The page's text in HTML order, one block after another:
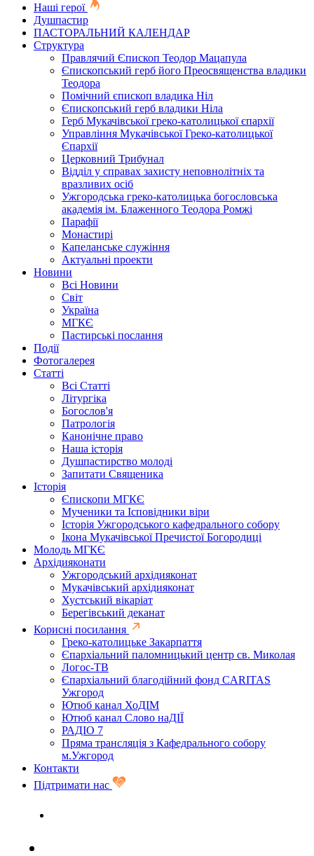
Наші герої
Душпастир
ПАСТОРАЛЬНИЙ КАЛЕНДАР
Структура
Правлячий Єпископ Теодор Мацапула
Єпископський герб його Преосвященства владики
Теодора
Помічний єпископ владика Ніл
Єпископський герб владики Ніла
Герб Мукачівської греко-католицької єпархії
Управління Мукачівської Греко-католицької
Єпархії
Церковний Трибунал
Відділ у справах захисту неповнолітніх та
вразливих осіб
Ужгородська греко-католицька богословська
академія ім. Блаженного Теодора Ромжі
Парафії
Монастирі
Капеланське служіння
Актуальні проекти
Новини
Всі Новини
Світ
Україна
МГКЄ
Пастирські послання
Події
Фотогалерея
Статті
Всі Статті
Літургіка
Богослов'я
Патрологія
Канонічне право
Наша історія
Душпастирство молоді
Запитати Священика
Історія
Єпископи МГКЄ
Мученики та Ісповідники віри
Історія Ужгородського кафедрального собору
Ікона Мукачівської Пречистої Богородиці
Молодь МГКЄ
Архідияконати
Ужгородський архідияконат
Мукачівський архідияконат
Хустський вікаріат
Берегівський деканат
Корисні посилання
Греко-католицьке Закарпаття
Єпархіальний паломницький центр св. Миколая
Логос-ТВ
Єпархіальний благодійний фонд CARITAS
Ужгород
Ютюб канал ХоДІМ
Ютюб канал Слово наДІЇ
РАДІО 7
Пряма трансляція з Кафедрального собору
м.Ужгород
Контакти
Підтримати нас